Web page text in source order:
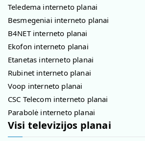
Teledema interneto planai
Besmegeniai interneto planai
B4NET interneto planai
Ekofon interneto planai
Etanetas interneto planai
Rubinet interneto planai
Voop interneto planai
CSC Telecom interneto planai
Parabolė interneto planai
Visi televizijos planai